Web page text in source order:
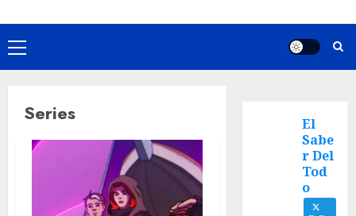
Series
El
Sabe
r Del
Tod
o